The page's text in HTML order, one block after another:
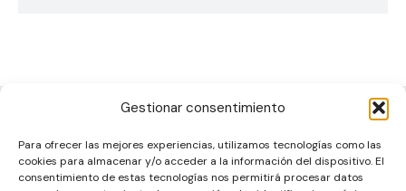
Gestionar consentimiento
Para ofrecer las mejores experiencias, utilizamos tecnologías como las
cookies para almacenar y/o acceder a la información del dispositivo. El
consentimiento de estas tecnologías nos permitirá procesar datos